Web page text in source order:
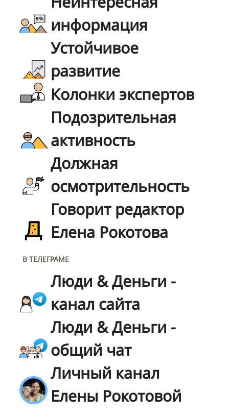
информация
Устойчивое
развитие
Колонки экспертов
Подозрительная
активность
Должная
осмотрительность
Говорит редактор
Елена Рокотова
В ТЕЛЕГРАМЕ
Люди & Деньги -
канал сайта
Люди & Деньги -
общий чат
Личный канал
Елены Рокотовой